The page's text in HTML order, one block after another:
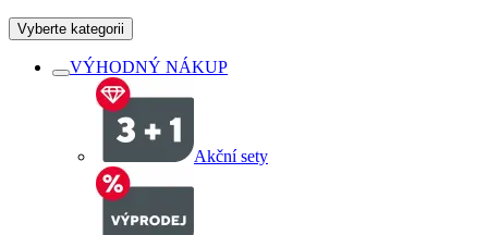
Vyberte kategorii
VÝHODNÝ NÁKUP
Akční sety